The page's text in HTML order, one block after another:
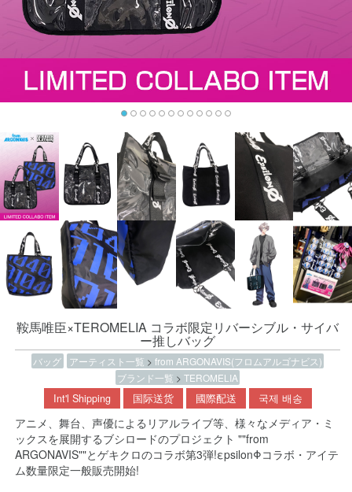
鞍馬唯臣×TEROMELIA コラボ限定リバーシブル・サイバ
ー推しバッグ
バッグ アーティスト一覧 > from ARGONAVIS(フロムアルゴナビス)
ブランド一覧 > TEROMELIA
Int'l Shipping 国际送货 國際配送 국제 배송
アニメ、舞台、声優によるリアルライブ等、様々なメディア・ミ
ックスを展開するブシロードのプロジェクト ""from
ARGONAVIS""とゲキクロのコラボ第3弾!εpsilonΦコラボ・アイテ
ム数量限定一般販売開始!